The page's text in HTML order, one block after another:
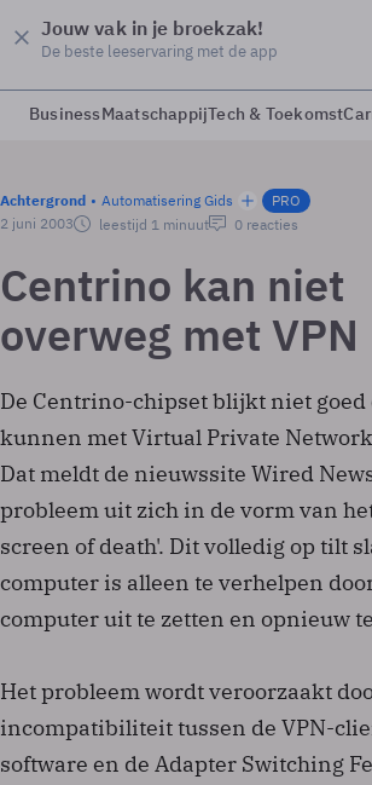
Jouw vak in je broekzak!
De beste leeservaring met de app
BusinessMaatschappijTech & Toekomst
Achtergrond Automatisering Gids
PRO
2 juni 2003
leestijd 1 minuut 0 reacties
Centrino kan niet
overweg met VPN
De Centrino-chipset blijkt niet goed
kunnen met Virtual Private
Dat meldt de nieuwssite Wired
probleem uit zich in de vorm van
screen of death'. Dit volledig op tilt
computer is alleen te verhelpen
computer uit te zetten en opnieuw
Het probleem wordt veroorzaakt
incompatibiliteit tussen de VPN-
software en de Adapter Switching